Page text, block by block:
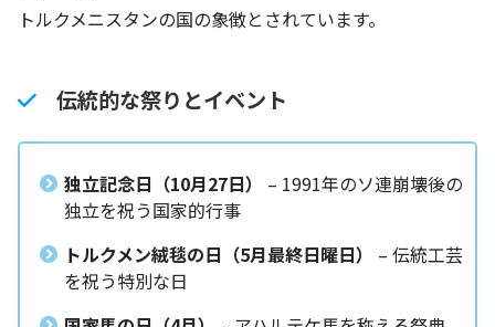
トルクメニスタンの国の象徴とされています。
伝統的な祭りとイベント
独立記念日（10月27日）
– 1991年のソ連崩壊後の
独立を祝う国家的行事
トルクメン絨毯の日（5月最終日曜日）
– 伝統工芸
を祝う特別な日